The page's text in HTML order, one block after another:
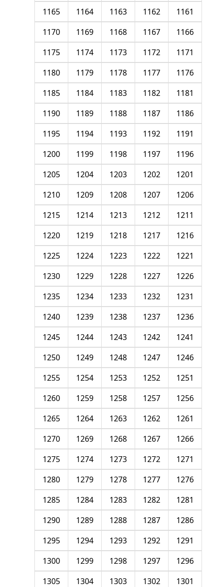
1161
1162
1163
1164
1165
1166
1167
1168
1169
1170
1171
1172
1173
1174
1175
1176
1177
1178
1179
1180
1181
1182
1183
1184
1185
1186
1187
1188
1189
1190
1191
1192
1193
1194
1195
1196
1197
1198
1199
1200
1201
1202
1203
1204
1205
1206
1207
1208
1209
1210
1211
1212
1213
1214
1215
1216
1217
1218
1219
1220
1221
1222
1223
1224
1225
1226
1227
1228
1229
1230
1231
1232
1233
1234
1235
1236
1237
1238
1239
1240
1241
1242
1243
1244
1245
1246
1247
1248
1249
1250
1251
1252
1253
1254
1255
1256
1257
1258
1259
1260
1261
1262
1263
1264
1265
1266
1267
1268
1269
1270
1271
1272
1273
1274
1275
1276
1277
1278
1279
1280
1281
1282
1283
1284
1285
1286
1287
1288
1289
1290
1291
1292
1293
1294
1295
1296
1297
1298
1299
1300
1301
1302
1303
1304
1305